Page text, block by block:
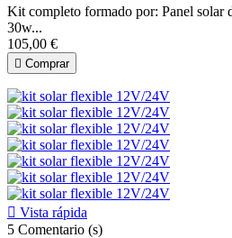
Kit completo formado por: Panel solar
30w...
105,00 €
 Comprar
 Vista rápida
5 Comentario (s)